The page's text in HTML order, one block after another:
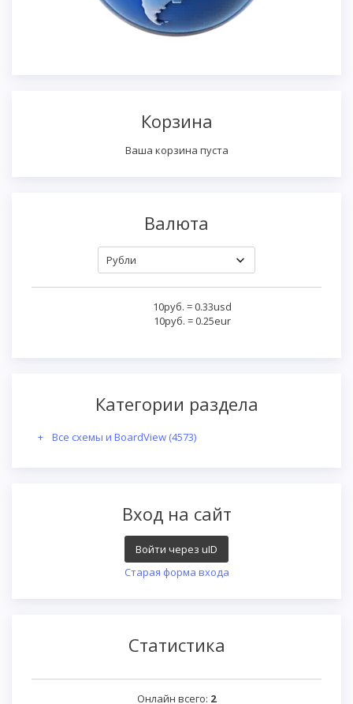
Корзина
Ваша корзина пуста
Валюта
10руб. =0.33usd
10руб. =0.25eur
Категории раздела
Все схемы и BoardView (4573)
Вход на сайт
Войти через uID
Старая форма входа
Статистика
Онлайн всего: 2